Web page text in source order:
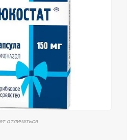
отличаться